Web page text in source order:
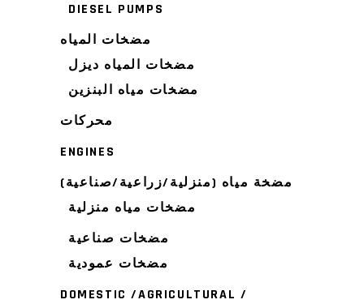
DIESEL PUMPS
مضخات المياه
مضخات المياه ديزل
مضخات مياه البنزين
محركات
ENGINES
مضخة مياه (منزلية/زراعية/صناعية)
مضخات مياه منزلية
مضخات صناعية
مضخات عمودية
DOMESTIC /AGRICULTURAL /